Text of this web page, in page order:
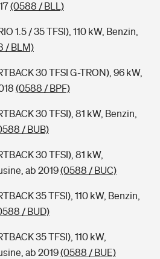
(0588 / BLL)
1.5 / 35 TFSI), 110 kW, Benzin,
/ BLM)
30 TFSI G-TRON), 96 kW,
(0588 / BPF)
30 TFSI), 81 kW, Benzin,
/ BUB)
30 TFSI), 81 kW,
ab 2019(0588 / BUC)
35 TFSI), 110 kW, Benzin,
/ BUD)
35 TFSI), 110 kW,
ab 2019(0588 / BUE)